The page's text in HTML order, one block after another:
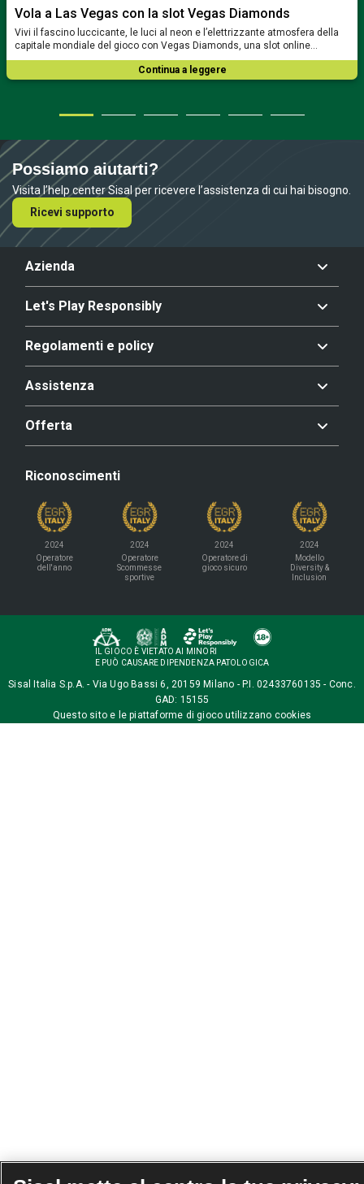
Vola a Las Vegas con la slot Vegas Diamonds
Vivi il fascino luccicante, le luci al neon e l’elettrizzante atmosfera della
capitale mondiale del gioco con Vegas Diamonds, una slot online…
Continua a leggere
Possiamo aiutarti?
Visita l’help center Sisal per ricevere l’assistenza di cui hai bisogno.
Ricevi supporto
Azienda
Let's Play Responsibly
Regolamenti e policy
Assistenza
Offerta
Riconoscimenti
2024
Operatore
dell'anno
2024
Operatore
Scommesse
sportive
2024
Operatore di
gioco sicuro
2024
Modello
Diversity &
Inclusion
IL GIOCO È VIETATO AI MINORI
E PUÒ CAUSARE DIPENDENZA PATOLOGICA
Sisal Italia S.p.A. - Via Ugo Bassi 6, 20159 Milano - P.I. 02433760135 - Conc.
GAD: 15155
Questo sito e le piattaforme di gioco utilizzano cookies